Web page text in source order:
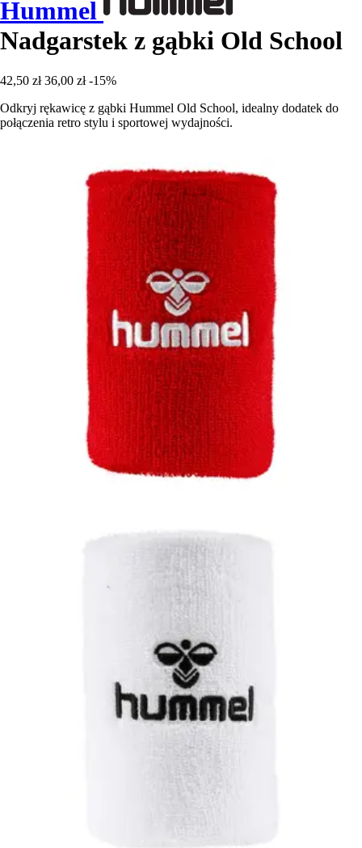
Hummel
Nadgarstek z gąbki Old School
42,50 zł 36,00 zł -15%
Odkryj rękawicę z gąbki Hummel Old School, idealny dodatek do
połączenia retro stylu i sportowej wydajności.